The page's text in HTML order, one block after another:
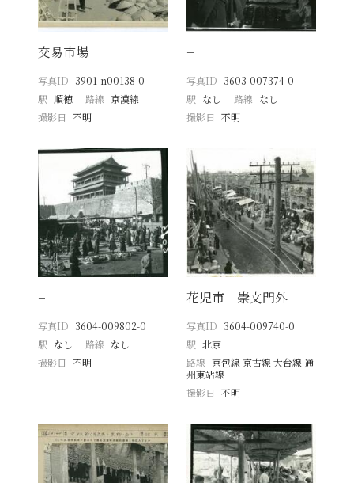
交易市場
写真ID 3901-n00138-0
駅 順徳 路線 京漢線
撮影日
不明
−
写真ID 3603-007374-0
駅 なし 路線 なし
撮影日 不明
−
写真ID 3604-009802-0
駅 なし 路線 なし
撮影日
不明
花児市 崇文門外
写真ID 3604-009740-0
駅 北京
路線 京包線 京古線 大台線 通
州東站線
撮影日 不明